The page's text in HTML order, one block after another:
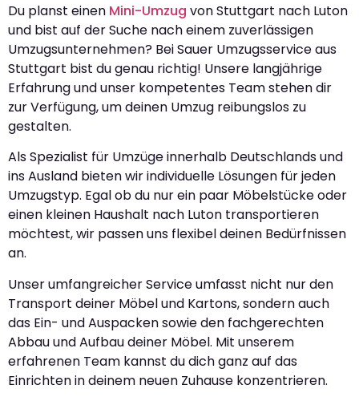
Du planst einen Mini-Umzug von Stuttgart nach Luton
und bist auf der Suche nach einem zuverlässigen
Umzugsunternehmen? Bei Sauer Umzugsservice aus
Stuttgart bist du genau richtig! Unsere langjährige
Erfahrung und unser kompetentes Team stehen dir
zur Verfügung, um deinen Umzug reibungslos zu
gestalten.
Als Spezialist für Umzüge innerhalb Deutschlands und
ins Ausland bieten wir individuelle Lösungen für jeden
Umzugstyp. Egal ob du nur ein paar Möbelstücke oder
einen kleinen Haushalt nach Luton transportieren
möchtest, wir passen uns flexibel deinen Bedürfnissen
an.
Unser umfangreicher Service umfasst nicht nur den
Transport deiner Möbel und Kartons, sondern auch
das Ein- und Auspacken sowie den fachgerechten
Abbau und Aufbau deiner Möbel. Mit unserem
erfahrenen Team kannst du dich ganz auf das
Einrichten in deinem neuen Zuhause konzentrieren.